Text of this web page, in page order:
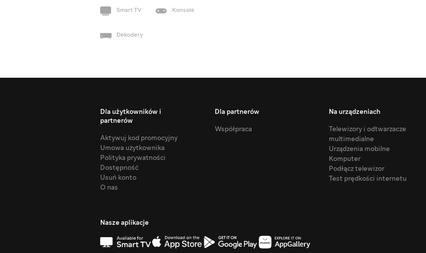
Smart TV Konsole
Dekodery
Dla użytkowników i
partnerów
Aktywuj kod promocyjny
Umowa użytkownika
Polityka prywatności
Dostępność
Usuń konto
O nas
Dla partnerów
Współpraca
Na urządzeniach
Telewizory i odtwarzacze
multimedialne
Urządzenia mobilne
Komputer
Podłącz telewizor
Test prędkości internetu
Nasze aplikacje